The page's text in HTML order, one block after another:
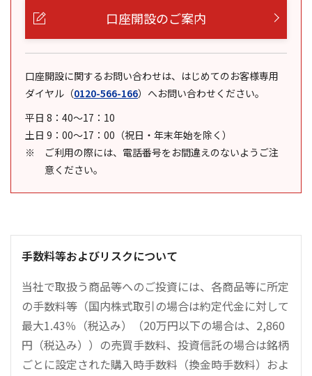
口座開設のご案内
口座開設に関するお問い合わせは、はじめてのお客様専用
ダイヤル （0120-566-166） へお問い合わせください。
平日 8：40～17：10
土日 9：00～17：00（祝日・年末年始を除く）
ご利用の際には、電話番号をお間違えのないようご注
意ください。
手数料等およびリスクについて
当社で取扱う商品等へのご投資には、各商品等に所定
の手数料等（国内株式取引の場合は約定代金に対して
最大1.43％（税込み）（20万円以下の場合は、2,860
円（税込み））の売買手数料、投資信託の場合は銘柄
ごとに設定された購入時手数料（換金時手数料）およ